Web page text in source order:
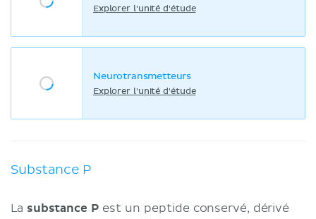
Explorer l'unité d'étude
Neurotransmetteurs
Explorer l'unité d'étude
Substance P
La substance P est un peptide conservé, dérivé